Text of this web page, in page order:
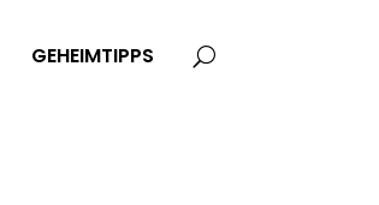
GEHEIMTIPPS U